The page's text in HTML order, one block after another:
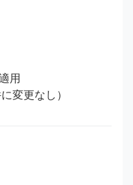
用
変更なし）